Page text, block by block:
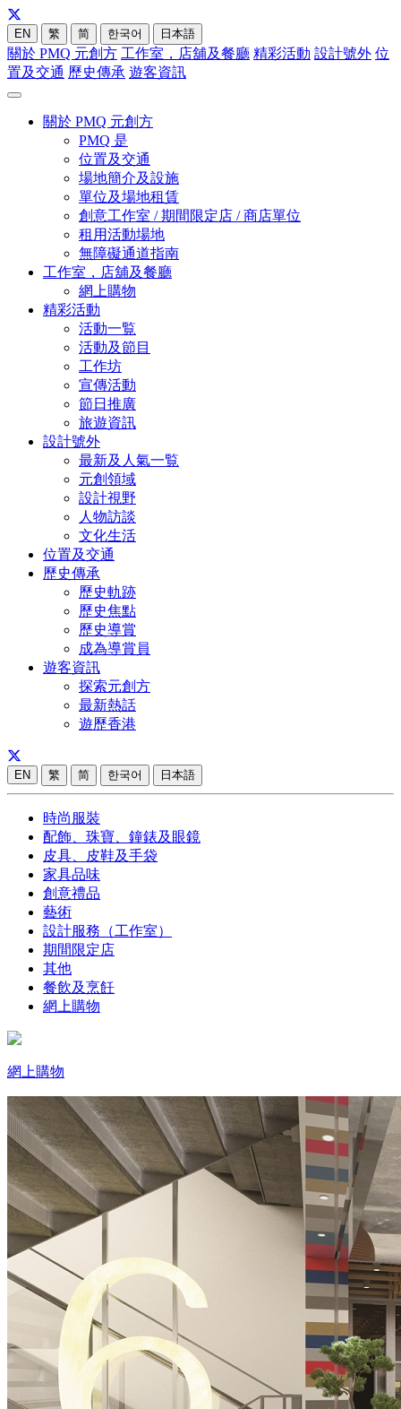
EN 繁 简 한국어 日本語
關於 PMQ 元創方 工作室，店舖及餐廳 精彩活動 設計號外 位
置及交通 歷史傳承 遊客資訊
關於 PMQ 元創方
PMQ 是
位置及交通
場地簡介及設施
單位及場地租賃
創意工作室 / 期間限定店 / 商店單位
租用活動場地
無障礙通道指南
工作室，店舖及餐廳
網上購物
精彩活動
活動一覧
活動及節目
工作坊
宣傳活動
節日推廣
旅遊資訊
設計號外
最新及人氣一覧
元創領域
設計視野
人物訪談
文化生活
位置及交通
歷史傳承
歷史軌跡
歷史焦點
歷史導賞
成為導賞員
遊客資訊
探索元創方
最新熱話
遊歷香港
EN 繁 简 한국어 日本語
時尚服裝
配飾、珠寶、鐘錶及眼鏡
皮具、皮鞋及手袋
家具品味
創意禮品
藝術
設計服務（工作室）
期間限定店
其他
餐飲及烹飪
網上購物
網上購物